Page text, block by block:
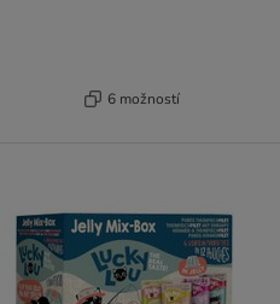
6 možností